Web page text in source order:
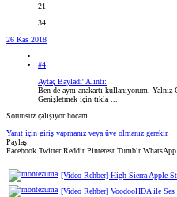
21
34
26 Kas 2018
#4
Aytaç Bayladı' Alıntı:
Ben de aynı anakartı kullanıyorum.
Genişletmek için tıkla ...
Sorunsuz çalışıyor hocam.
Yanıt için giriş yapmanız veya üye olmanız gerekir.
Paylaş:
Facebook Twitter Reddit Pinterest Tumblr WhatsApp
[Video Rehber] High Sierra Apple
[Video Rehber] VoodooHDA ile Ses